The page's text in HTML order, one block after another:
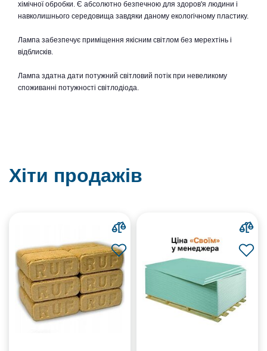
хімічної обробки. Є абсолютно безпечною для здоров'я людини і
навколишнього середовища завдяки даному екологічному пластику.
Лампа забезпечує приміщення якісним світлом без мерехтінь і
відблисків.
Лампа здатна дати потужний світловий потік при невеликому
споживанні потужності світлодіода.
Хіти продажів